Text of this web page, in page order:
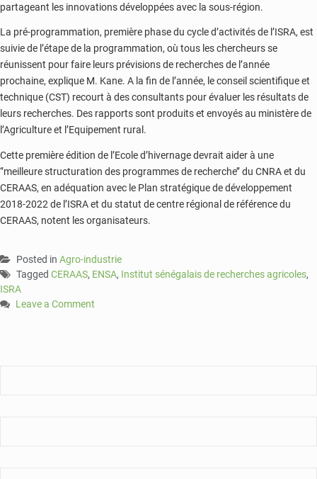
partageant les innovations développées avec la sous-région.
La pré-programmation, première phase du cycle d’activités de l’ISRA, est
suivie de l’étape de la programmation, où tous les chercheurs se
réunissent pour faire leurs prévisions de recherches de l’année
prochaine, explique M. Kane. A la fin de l’année, le conseil scientifique et
technique (CST) recourt à des consultants pour évaluer les résultats de
leurs recherches. Des rapports sont produits et envoyés au ministère de
l’Agriculture et l’Equipement rural.
Cette première édition de l’Ecole d’hivernage devrait aider à une
‘’meilleure structuration des programmes de recherche’’ du CNRA et du
CERAAS, en adéquation avec le Plan stratégique de développement
2018-2022 de l’ISRA et du statut de centre régional de référence du
CERAAS, notent les organisateurs.
Posted in Agro-industrie
Tagged CERAAS, ENSA, Institut sénégalais de recherches agricoles,
ISRA
Leave a Comment